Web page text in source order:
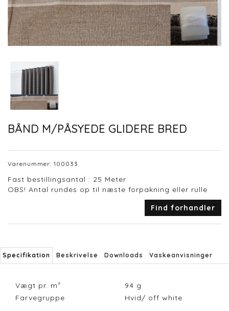
BÅND M/PÅSYEDE GLIDERE BRED
Varenummer: 100033
Fast bestillingsantal : 25 Meter
OBS! Antal rundes op til næste forpakning eller rulle
Find forhandler
Specifikation Beskrivelse Downloads Vaskeanvisninger
Vægt pr. m² 94 g
Farvegruppe
Hvid/ off white